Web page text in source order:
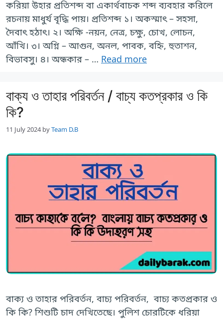
করিয়া উহার প্রতিশব্দ বা একার্থবাচক শব্দ ব্যবহার করিলে
রচনায় মাধুর্য বৃদ্ধি পায়। প্রতিশব্দ ১। অকস্মাৎ – সহসা,
দৈবাৎ হঠাৎ। ২। অক্ষি -নয়ন, নেত্র, চক্ষু, চোখ, লোচন,
আঁখি। ৩। অগ্নি – আগুন, অনল, পাবক, বহ্নি, হুতাশন,
বিভাবসু। ৪। অন্ধকার – … Read more
বাক্য ও তাহার পরিবর্তন / বাচ্য কতপ্রকার ও কি
কি?
11 July 2024 byTeam D.B
বাক্য ও তাহার পরিবর্তন, বাচ্য পরিবর্তন, বাচ্য কতপ্রকার ও
কি কি? শিশুটি চাদ দেখিতেছে। পুলিশ চোরটিকে ধরিয়া